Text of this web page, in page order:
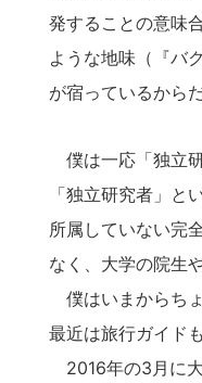
発することの意味
ような地味（『バ
が宿っているから
僕は一応「独立
「独立研究者」
所属していない完
なく、大学の院生
僕はいまからち
最近は旅行ガイド
2016年の3月に